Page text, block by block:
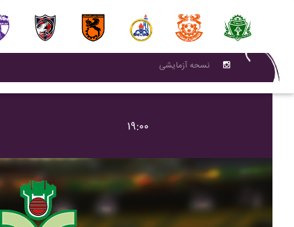
نسحه آزمایشی
۱۹:۰۰